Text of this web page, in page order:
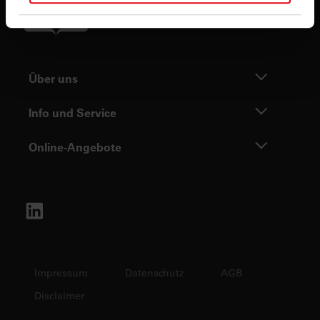
in unserenDatenschutzhinweisen.
Über uns
Info und Service
Online-Angebote
Impressum Datenschutz
AGB
Disclaimer